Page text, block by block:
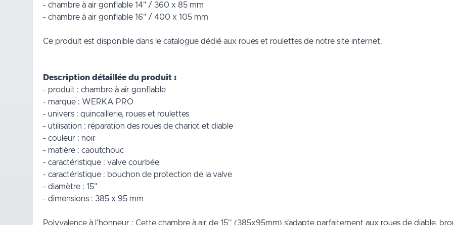
- chambre à air gonflable 14" / 360 x 85 mm
- chambre à air gonflable 16" / 400 x 105 mm
Ce produit est disponible dans le catalogue dédié aux roues et roulettes de notre site internet.
Description détaillée du produit :
- produit : chambre à air gonflable
- marque : WERKA PRO
- univers : quincaillerie, roues et roulettes
- utilisation : réparation des roues de chariot et diable
- couleur : noir
- matière : caoutchouc
- caractéristique : valve courbée
- caractéristique : bouchon de protection de la valve
- diamètre : 15"
- dimensions : 385 x 95 mm
Polyvalence à l'honneur : Cette chambre à air de 15'' (385x95mm) s'adapte parfaitement aux roues de diable,